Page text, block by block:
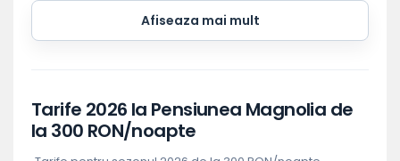
Afiseaza mai mult
Tarife 2026 la Pensiunea Magnolia de
la 300 RON/noapte